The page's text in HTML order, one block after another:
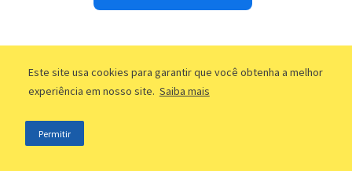
Este site usa cookies para garantir que você obtenha a melhor
experiência em nosso site. Saiba mais
Permitir